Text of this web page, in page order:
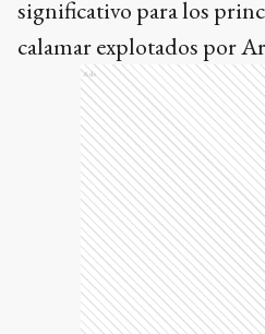
significativo para los
calamar explotados por
Ads